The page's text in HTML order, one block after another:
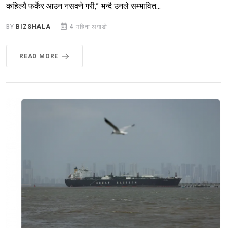
कहिल्यै फर्केर आउन नसक्ने गरी,” भन्दै उनले सम्भावित...
BY BIZSHALA 4 महिना अगाडी
READ MORE